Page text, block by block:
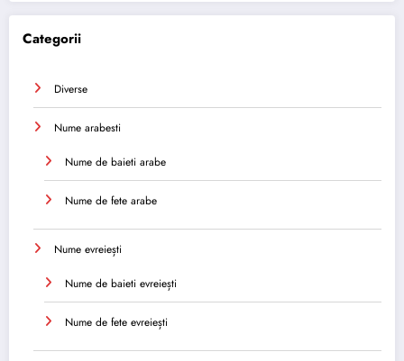
Categorii
Diverse
Nume arabesti
Nume de baieti arabe
Nume de fete arabe
Nume evreiești
Nume de baieti evreiești
Nume de fete evreiești